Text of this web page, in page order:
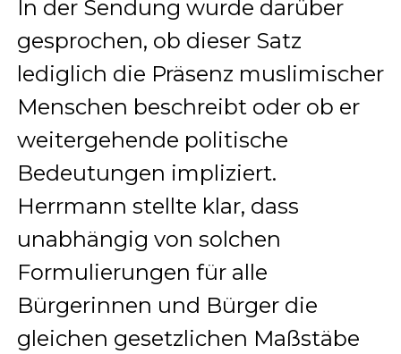
In der Sendung wurde darüber
gesprochen, ob dieser Satz
lediglich die Präsenz muslimischer
Menschen beschreibt oder ob er
weitergehende politische
Bedeutungen impliziert.
Herrmann stellte klar, dass
unabhängig von solchen
Formulierungen für alle
Bürgerinnen und Bürger die
gleichen gesetzlichen Maßstäbe